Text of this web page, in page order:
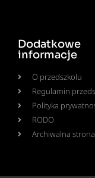
Dodatkowe
informacje
O przedszkolu
Regulamin
Polityka
RODO
Archiwalna strona